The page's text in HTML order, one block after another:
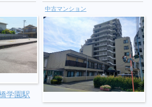
学園駅
中古マンション